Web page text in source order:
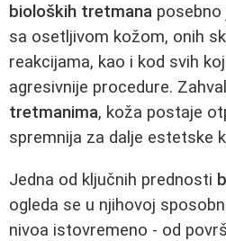
bioloških tretmana
sa osetljivom kožom, onih
reakcijama, kao i kod svih
agresivnije procedure.
tretmanima, koža postaje
spremnija za dalje estetske
Jedna od ključnih prednosti
ogleda se u njihovoj
nivoa istovremeno - od